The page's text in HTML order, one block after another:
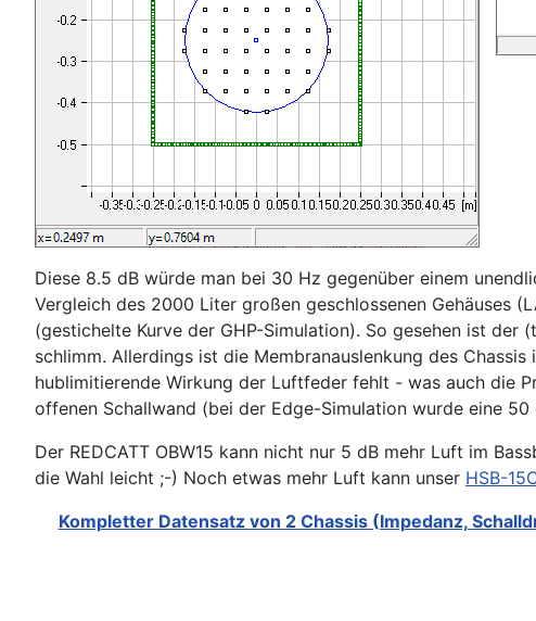
Diese 8.5 dB würde man bei 30 Hz gegenüber einem
Vergleich des 2000 Liter großen geschlossenen Gehäuses
(gestichelte Kurve der GHP-Simulation). So gesehen ist
schlimm. Allerdings ist die Membranauslenkung des
hublimitierende Wirkung der Luftfeder fehlt - was auch die
offenen Schallwand (bei der Edge-Simulation wurde eine
Der REDCATT OBW15 kann nicht nur 5 dB mehr Luft im
die Wahl leicht ;-) Noch etwas mehr Luft kann unser HSB-
Kompletter Datensatz von 2 Chassis (Impedanz,